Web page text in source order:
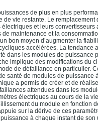
de plus en plus
vie restante. Le remplacement
et leurs convertisseurs
maintenance et la
bon moyen d’augmenter la
accélérées. La tendance
dans les modules de puissance
implique des modifications du
de défaillance en particulier.
santé de modules de puissance
a permis de créer et de
attendues dans les
électriques au cours de la
du module en fonction
sur la dérive de ces
à chaque instant de son